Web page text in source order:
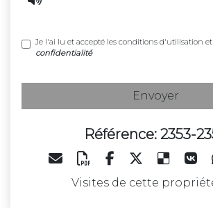
Je l'ai lu et accepté les conditions d'utilisation et
confidentialité
Envoyer
Référence: 2353-
Visites de cette